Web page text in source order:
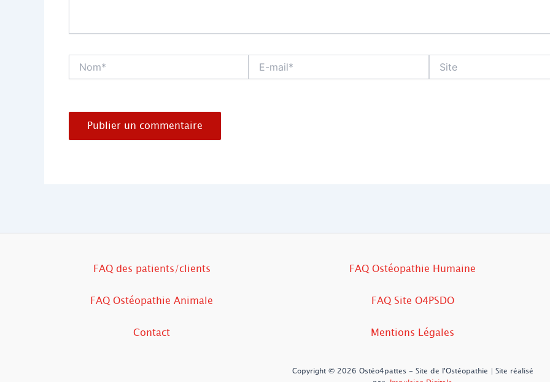
mail*
FAQ des patients/clients
FAQ Ostéopathie Animale
Contact
FAQ Ostéopathie Humaine
FAQ Site O4PSDO
Mentions Légales
Copyright © 2026 Ostéo4pattes - Site de l'Ostéopathie | Site réalisé